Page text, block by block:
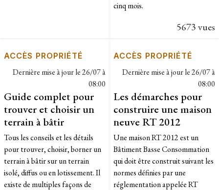
cinq mois.
5673 vues
ACCÈS PROPRIÉTÉ
Dernière mise à jour le26/07 à
08:00
Guide complet pour
trouver et choisir un
terrain à bâtir
Tous les conseils et les détails
pour trouver, choisir, borner un
terrain à bâtir sur un terrain
isolé, diffus ou en lotissement. Il
existe de multiples façons de
ACCÈS PROPRIÉTÉ
Dernière mise à jour le26/07 à
08:00
Les démarches pour
construire une maison
neuve RT 2012
Une maison RT 2012 est un
Bâtiment Basse Consommation
qui doit être construit suivant les
normes définies par une
réglementation appelée RT